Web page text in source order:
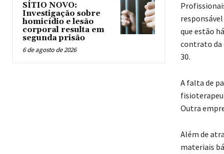
SÍTIO NOVO:
Investigação sobre
homicídio e lesão
corporal resulta em
segunda prisão
6 de agosto de 2026
que estão
contrato da
30.
A falta de
Outra
Além de
materiais